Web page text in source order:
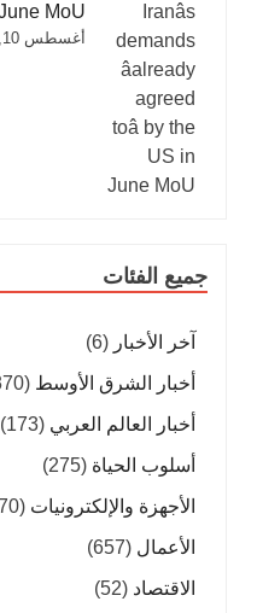
MoU
أغسطس 10, 2026
جميع الفئات
آخر الأخبار (6)
أخبار الشرق الأوسط (370)
أخبار العالم العربي (173)
أسلوب الحياة (275)
الأجهزة والإلكترونيات (770)
الأعمال (657)
الاقتصاد (52)